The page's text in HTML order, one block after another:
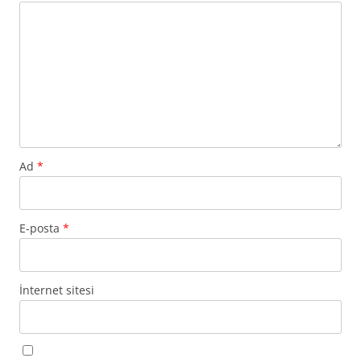
Ad *
E-posta *
İnternet sitesi